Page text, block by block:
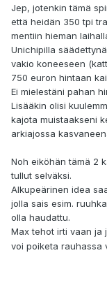
Jep, jotenkin tämä
että heidän 350 tpi
mentiin hieman
Unichipilla
vakio koneeseen
750 euron hintaan
Ei mielestäni pahan
Lisääkin olisi
kajota muistaakseni
arkiajossa
Noh eiköhän tämä 2
tullut selväksi.
Alkupeärinen idea
jolla sais esim.
olla haudattu.
Max tehot irti vaan ja
voi poiketa rauhassa